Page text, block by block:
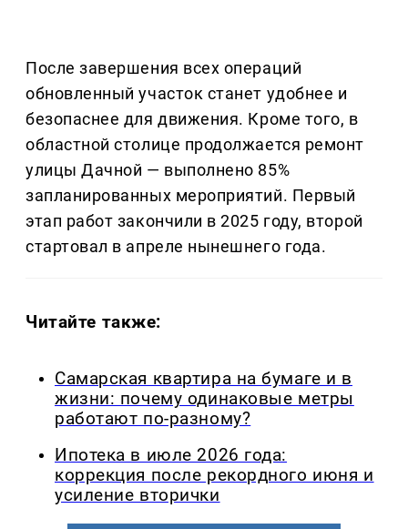
После завершения всех операций
обновленный участок станет удобнее и
безопаснее для движения. Кроме того, в
областной столице продолжается ремонт
улицы Дачной — выполнено 85%
запланированных мероприятий. Первый
этап работ закончили в 2025 году, второй
стартовал в апреле нынешнего года.
Читайте также:
Самарская квартира на бумаге и в
жизни: почему одинаковые метры
работают по-разному?
Ипотека в июле 2026 года:
коррекция после рекордного июня и
усиление вторички